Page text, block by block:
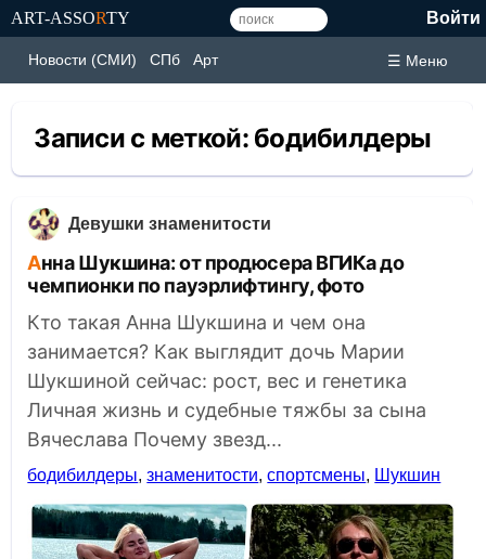
ART-ASSORTY Войти
Новости (СМИ) СПб Арт ☰ Меню
Записи с меткой: бодибилдеры
Девушки знаменитости
Анна Шукшина: от продюсера ВГИКа до
чемпионки по пауэрлифтингу, фото
Кто такая Анна Шукшина и чем она
занимается? Как выглядит дочь Марии
Шукшиной сейчас: рост, вес и генетика
Личная жизнь и судебные тяжбы за сына
Вячеслава Почему звезд...
бодибилдеры,знаменитости,спортсмены, Шукшин